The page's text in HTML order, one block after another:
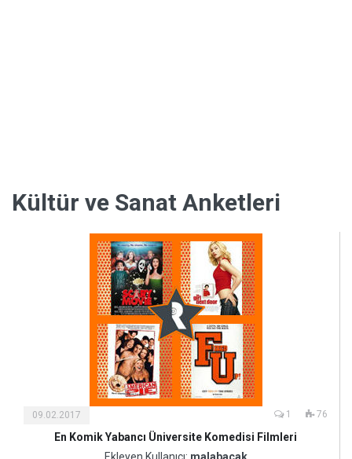
Kültür ve Sanat Anketleri
09.02.2017 1 76
En Komik Yabancı Üniversite Komedisi Filmleri
Kültür